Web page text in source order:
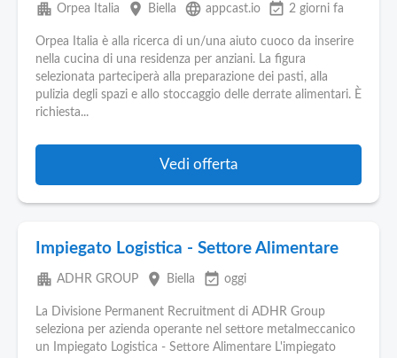
apartment Orpea Italia place Biella language appcast.io event_available 2 giorni fa
Orpea Italia è alla ricerca di un/una aiuto cuoco da inserire
nella cucina di una residenza per anziani. La figura
selezionata parteciperà alla preparazione dei pasti, alla
pulizia degli spazi e allo stoccaggio delle derrate alimentari. È
richiesta...
Vedi offerta
Impiegato Logistica - Settore Alimentare
apartment ADHR GROUP place Biella event_available oggi
La Divisione Permanent Recruitment di ADHR Group
seleziona per azienda operante nel settore metalmeccanico
un Impiegato Logistica - Settore Alimentare L'impiegato